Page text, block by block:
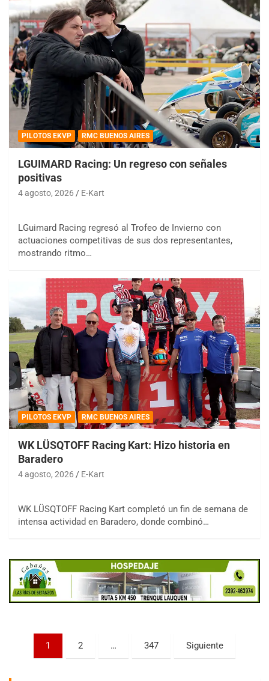
PILOTOS EKVP RMC BUENOS AIRES
LGUIMARD Racing: Un regreso con señales
positivas
4 agosto, 2026 E-Kart
LGuimard Racing regresó al Trofeo de Invierno con
actuaciones competitivas de sus dos representantes,
mostrando ritmo…
PILOTOS EKVP RMC BUENOS AIRES
WK LÜSQTOFF Racing Kart: Hizo historia en
Baradero
4 agosto, 2026 E-Kart
WK LÜSQTOFF Racing Kart completó un fin de semana de
intensa actividad en Baradero, donde combinó…
Paginación
1 2 … 347 Siguiente
08/09-AGO
KDO - F6
Ciudad de Trenque Lauquen (Asfalto)
Trenque Lauquen (Buenos Aires)
Parque de la Velocidad (Asfalto)
Villaguay (Entre Ríos)